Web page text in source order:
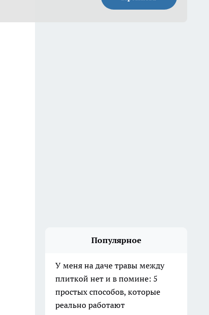
Популярное
У меня на даче травы между
плиткой нет и в помине: 5
простых способов, которые
реально работают